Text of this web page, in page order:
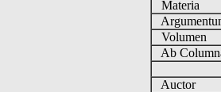
Materia
Volumen
Ab
Auctor